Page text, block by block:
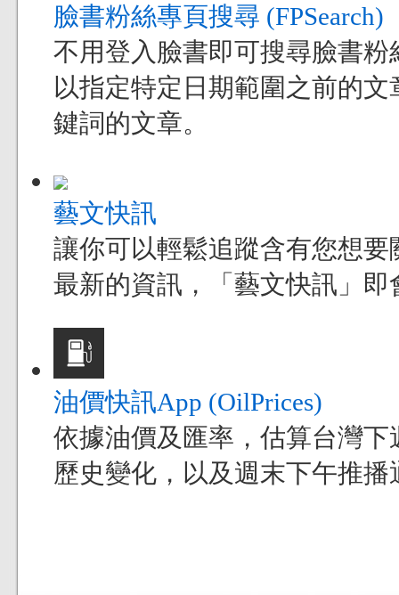
臉書粉絲專頁搜尋 (FPSearch)
不用登入臉書即可搜尋臉書
以指定特定日期範圍之前的
鍵詞的文章。
藝文快訊
讓你可以輕鬆追蹤含有您想
最新的資訊，「藝文快訊」即
油價快訊App (OilPrices)
依據油價及匯率，估算台灣
歷史變化，以及週末下午推